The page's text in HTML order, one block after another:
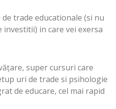
trade educationale (si nu
in care vei exersa
super cursuri care
uri de trade si psihologie
de educare, cel mai rapid